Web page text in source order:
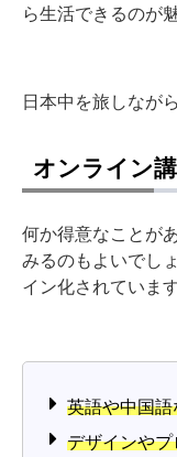
ら生活できるのが
日本中を旅しなが
オンライン
何か得意なことが
みるのもよいでし
イン化されています
英語や中国
デザインや